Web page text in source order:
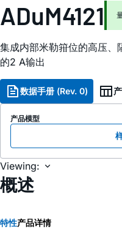
ADuM4121
集成内部米勒箝位的高压、
的2 A输出
数据手册 (Rev. 0)
产品模型
Viewing:
概述
特性产品详情